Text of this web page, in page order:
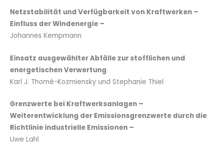
Netzstabilität und Verfügbarkeit von Kraftwerken –
Einfluss der Windenergie –
Johannes Kempmann
Einsatz ausgewählter Abfälle zur stofflichen und
energetischen Verwertung
Karl J. Thomé-Kozmiensky und Stephanie Thiel
Grenzwerte bei Kraftwerksanlagen –
Weiterentwicklung der Emissionsgrenzwerte durch die
Richtlinie industrielle Emissionen –
Uwe Lahl